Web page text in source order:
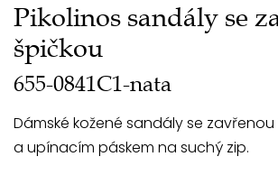
Pikolinos sandály se
špičkou
655-0841C1-nata
Dámské kožené sandály se
a upínacím páskem na suchý zip.